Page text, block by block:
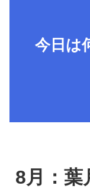
今日は
8月：葉